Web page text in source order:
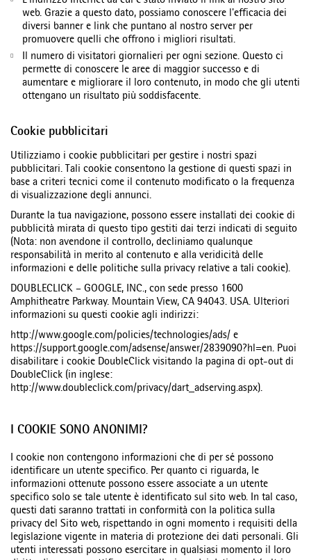
web. Grazie a questo dato, possiamo conoscere l'efficacia dei
diversi banner e link che puntano al nostro server per
promuovere quelli che offrono i migliori risultati.
Il numero di visitatori giornalieri per ogni sezione. Questo ci
permette di conoscere le aree di maggior successo e di
aumentare e migliorare il loro contenuto, in modo che gli utenti
ottengano un risultato più soddisfacente.
Cookie pubblicitari
Utilizziamo i cookie pubblicitari per gestire i nostri spazi
pubblicitari. Tali cookie consentono la gestione di questi spazi in
base a criteri tecnici come il contenuto modificato o la frequenza
di visualizzazione degli annunci.
Durante la tua navigazione, possono essere installati dei cookie di
pubblicità mirata di questo tipo gestiti dai terzi indicati di seguito
(Nota: non avendone il controllo, decliniamo qualunque
responsabilità in merito al contenuto e alla veridicità delle
informazioni e delle politiche sulla privacy relative a tali cookie).
DOUBLECLICK – GOOGLE, INC., con sede presso 1600
Amphitheatre Parkway. Mountain View, CA 94043. USA. Ulteriori
informazioni su questi cookie agli indirizzi:
http://www.google.com/policies/technologies/ads/ e
https://support.google.com/adsense/answer/2839090?hl=en. Puoi
disabilitare i cookie DoubleClick visitando la pagina di opt-out di
DoubleClick (in inglese:
http://www.doubleclick.com/privacy/dart_adserving.aspx).
I COOKIE SONO ANONIMI?
I cookie non contengono informazioni che di per sé possono
identificare un utente specifico. Per quanto ci riguarda, le
informazioni ottenute possono essere associate a un utente
specifico solo se tale utente è identificato sul sito web. In tal caso,
questi dati saranno trattati in conformità con la politica sulla
privacy del Sito web, rispettando in ogni momento i requisiti della
legislazione vigente in materia di protezione dei dati personali. Gli
utenti interessati possono esercitare in qualsiasi momento il loro